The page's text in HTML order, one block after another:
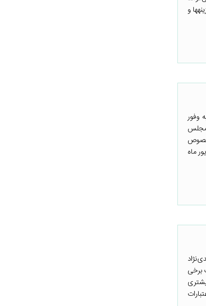
یاری‌گر دولت در تحلیل سیاست‌ها و عملکرد آن باشد و هر گونه انحراف از تخصیص بهینه منابع را به ما نشان دهد. در این بین طبقه‌بندی‌ اقتصادی و هزینه‎ها و
وفور
آن به مجلس
خصوص
ماه
برخی